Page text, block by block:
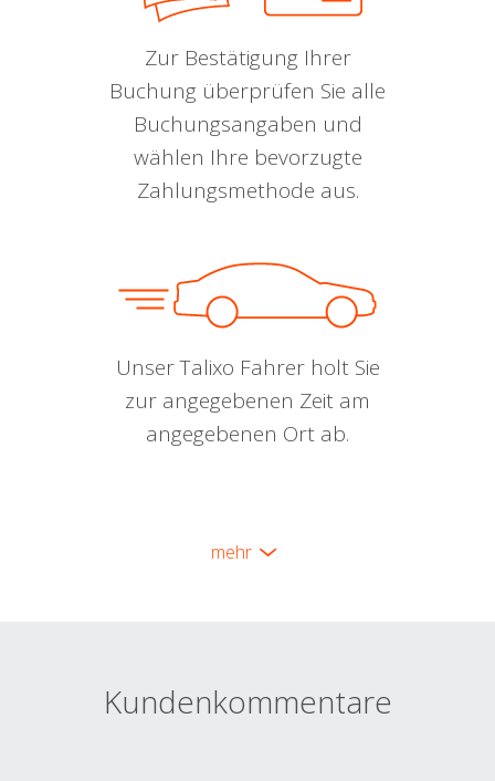
Zur Bestätigung Ihrer
Buchung überprüfen Sie alle
Buchungsangaben und
wählen Ihre bevorzugte
Zahlungsmethode aus.
Unser Talixo Fahrer holt Sie
zur angegebenen Zeit am
angegebenen Ort ab.
mehr
Kundenkommentare